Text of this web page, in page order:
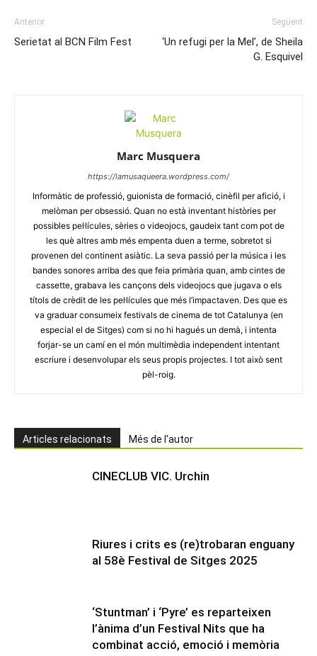
Anterior
Serietat al BCN Film Fest
Següent
‘Un refugi per la Mel’, de Sheila
G. Esquivel
Marc Musquera
https://lamusaqueera.wordpress.com/
Informàtic de professió, guionista de formació, cinèfil per afició, i
melòman per obsessió. Quan no està inventant històries per
possibles pel·lícules, sèries o videojocs, gaudeix tant com pot de
les què altres amb més empenta duen a terme, sobretot si
provenen del continent asiàtic. La seva passió per la música i les
bandes sonores arriba des que feia primària quan, amb cintes de
cassette, grabava les cançons dels videojocs que jugava o els
títols de crèdit de les pel·lícules que més l’impactaven. Des que es
va graduar consumeix festivals de cinema de tot Catalunya (en
especial el de Sitges) com si no hi hagués un demà, i intenta
forjar-se un camí en el món multimèdia independent intentant
escriure i desenvolupar els seus propis projectes. I tot això sent
pèl-roig.
Articles relacionats Més de l'autor
CINECLUB VIC. Urchin
Riures i crits es (re)trobaran enguany
al 58è Festival de Sitges 2025
‘Stuntman’ i ‘Pyre’ es reparteixen
l’ànima d’un Festival Nits que ha
combinat acció, emoció i memòria